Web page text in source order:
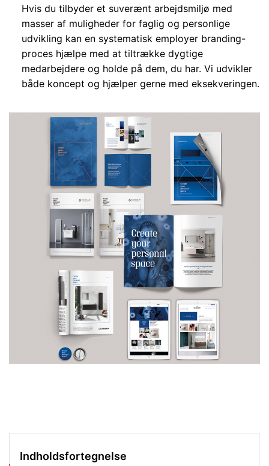
Hvis du tilbyder et suverænt arbejdsmiljø med
masser af muligheder for faglig og personlige
udvikling kan en systematisk employer branding-
proces hjælpe med at tiltrække dygtige
medarbejdere og holde på dem, du har. Vi udvikler
både koncept og hjælper gerne med eksekveringen.
Indholdsfortegnelse